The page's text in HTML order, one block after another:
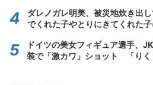
ダレノガレ明美、被災地炊き出
でくれた子やとりにきてくれた子
ドイツの美女フィギュア選手、
装で「激カワ」ショット 「りく